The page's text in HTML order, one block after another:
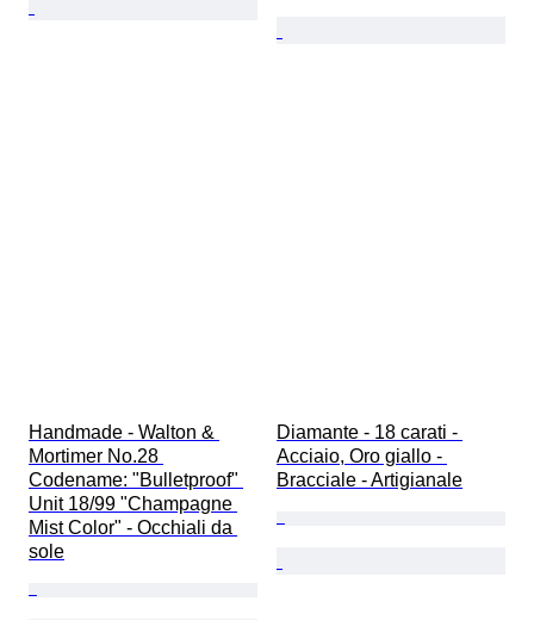
Handmade - Walton &
Mortimer No.28
Codename: "Bulletproof"
Unit 18/99 "Champagne
Mist Color" - Occhiali da
sole
Diamante - 18 carati -
Acciaio, Oro giallo -
Bracciale - Artigianale